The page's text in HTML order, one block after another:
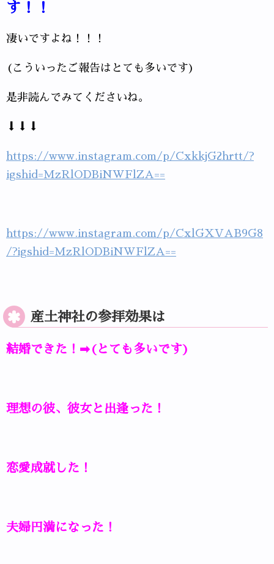
す！！
凄いですよね！！！
(こういったご報告はとても多いです)
是非読んでみてくださいね。
⬇⬇⬇
https://www.instagram.com/p/CxkkjG2hrtt/?
igshid=MzRlODBiNWFlZA==
https://www.instagram.com/p/CxlGXVAB9G8
/?igshid=MzRlODBiNWFlZA==
産土神社の参拝効果は
結婚できた！➡(とても多いです)
理想の彼、彼女と出逢った！
恋愛成就した！
夫婦円満になった！